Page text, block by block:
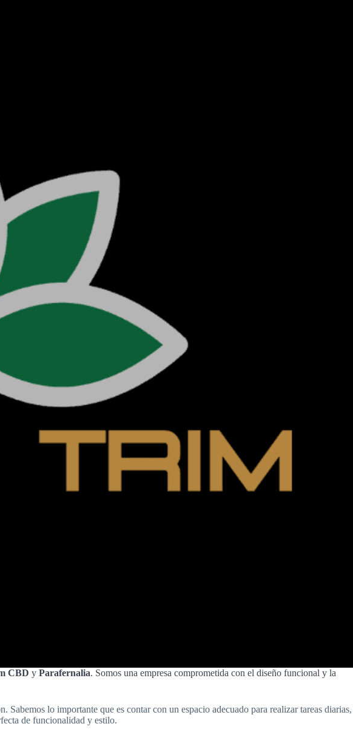
CBD y Parafernalia. Somos una empresa comprometida con el diseño funcional y la
lo importante que es contar con un espacio adecuado para realizar tareas diarias,
de funcionalidad y estilo.